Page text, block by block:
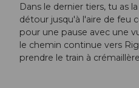
Dans le dernier tiers, tu as
détour jusqu'à l'aire de feu
pour une pause avec une
le chemin continue vers
prendre le train à